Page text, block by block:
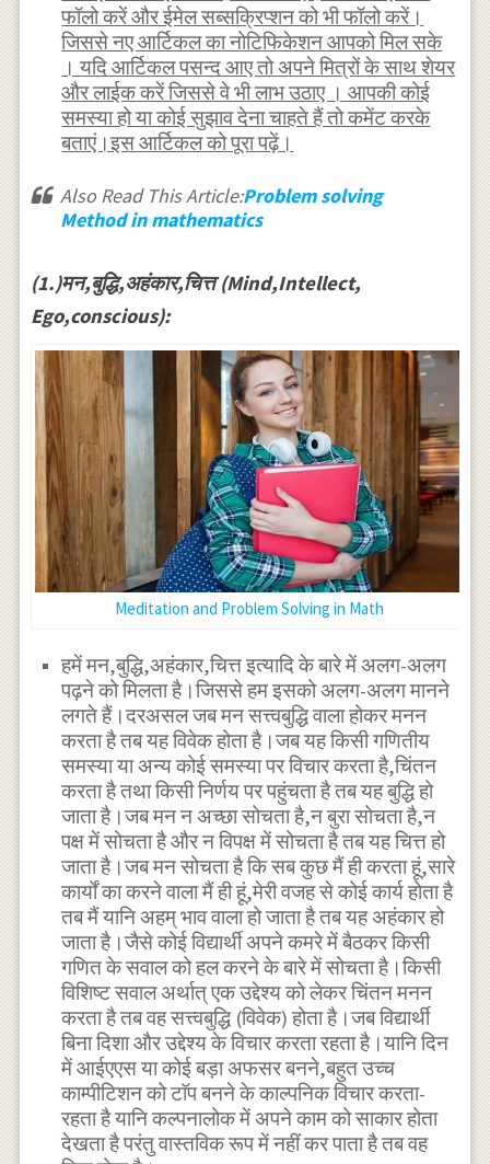
फॉलो करें और ईमेल सब्सक्रिप्शन को भी फॉलो करें।
जिससे नए आर्टिकल का नोटिफिकेशन आपको मिल सके
। यदि आर्टिकल पसन्द आए तो अपने मित्रों के साथ शेयर
और लाईक करें जिससे वे भी लाभ उठाए । आपकी कोई
समस्या हो या कोई सुझाव देना चाहते हैं तो कमेंट करके
बताएं।इस आर्टिकल को पूरा पढ़ें।
Also Read This Article:Problem solving
Method in mathematics
(1.)मन,बुद्धि,अहंकार,चित्त (Mind,Intellect,
Ego,conscious):
Meditation and Problem Solving in Math
हमें मन,बुद्धि,अहंकार,चित्त इत्यादि के बारे में अलग-अलग
पढ़ने को मिलता है।जिससे हम इसको अलग-अलग मानने
लगते हैं।दरअसल जब मन सत्त्वबुद्धि वाला होकर मनन
करता है तब यह विवेक होता है।जब यह किसी गणितीय
समस्या या अन्य कोई समस्या पर विचार करता है,चिंतन
करता है तथा किसी निर्णय पर पहुंचता है तब यह बुद्धि हो
जाता है।जब मन न अच्छा सोचता है,न बुरा सोचता है,न
पक्ष में सोचता है और न विपक्ष में सोचता है तब यह चित्त हो
जाता है।जब मन सोचता है कि सब कुछ मैं ही करता हूं,सारे
कार्यों का करने वाला मैं ही हूं,मेरी वजह से कोई कार्य होता है
तब मैं यानि अहम् भाव वाला हो जाता है तब यह अहंकार हो
जाता है।जैसे कोई विद्यार्थी अपने कमरे में बैठकर किसी
गणित के सवाल को हल करने के बारे में सोचता है।किसी
विशिष्ट सवाल अर्थात् एक उद्देश्य को लेकर चिंतन मनन
करता है तब वह सत्त्वबुद्धि (विवेक) होता है।जब विद्यार्थी
बिना दिशा और उद्देश्य के विचार करता रहता है।यानि दिन
में आईएएस या कोई बड़ा अफसर बनने,बहुत उच्च
काम्पीटिशन को टाॅप बनने के काल्पनिक विचार करता-
रहता है यानि कल्पनालोक में अपने काम को साकार होता
देखता है परंतु वास्तविक रूप में नहीं कर पाता है तब वह